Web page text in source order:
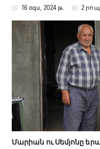
16 օգս, 2024 թ. 2
Մարիան ու Սեմյոնը